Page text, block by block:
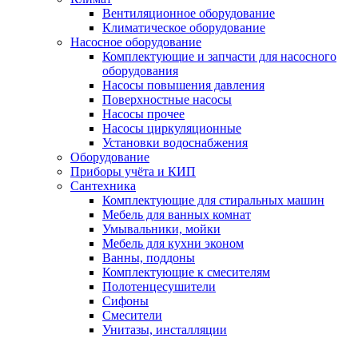
Вентиляционное оборудование
Климатическое оборудование
Насосное оборудование
Комплектующие и запчасти для насосного
оборудования
Насосы повышения давления
Поверхностные насосы
Насосы прочее
Насосы циркуляционные
Установки водоснабжения
Оборудование
Приборы учёта и КИП
Сантехника
Комплектующие для стиральных машин
Мебель для ванных комнат
Умывальники, мойки
Мебель для кухни эконом
Ванны, поддоны
Комплектующие к смесителям
Полотенцесушители
Сифоны
Смесители
Унитазы, инсталляции